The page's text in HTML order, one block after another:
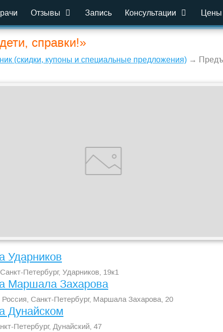
Отзывы Запись Консультации Цены
справки!»
(скидки, купоны и специальные предложения) →
Ударников
Петербург, Ударников, 19к1
Маршала Захарова
Россия, Санкт-Петербург, Маршала Захарова, 20
Дунайском
Петербург, Дунайский, 47